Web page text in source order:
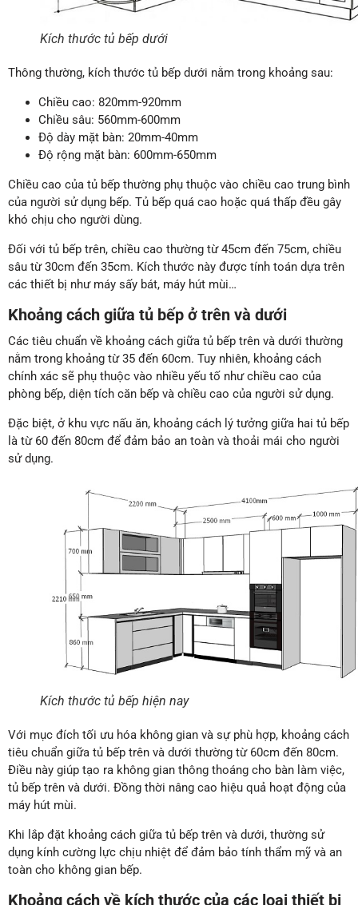
Kích thước tủ bếp dưới
Thông thường, kích thước tủ bếp dưới nằm trong khoảng sau:
Chiều cao: 820mm-920mm
Chiều sâu: 560mm-600mm
Độ dày mặt bàn: 20mm-40mm
Độ rộng mặt bàn: 600mm-650mm
Chiều cao của tủ bếp thường phụ thuộc vào chiều cao trung bình
của người sử dụng bếp. Tủ bếp quá cao hoặc quá thấp đều gây
khó chịu cho người dùng.
Đối với tủ bếp trên, chiều cao thường từ 45cm đến 75cm, chiều
sâu từ 30cm đến 35cm. Kích thước này được tính toán dựa trên
các thiết bị như máy sấy bát, máy hút mùi…
Khoảng cách giữa tủ bếp ở trên và dưới
Các tiêu chuẩn về khoảng cách giữa tủ bếp trên và dưới thường
nằm trong khoảng từ 35 đến 60cm. Tuy nhiên, khoảng cách
chính xác sẽ phụ thuộc vào nhiều yếu tố như chiều cao của
phòng bếp, diện tích căn bếp và chiều cao của người sử dụng.
Đặc biệt, ở khu vực nấu ăn, khoảng cách lý tưởng giữa hai tủ bếp
là từ 60 đến 80cm để đảm bảo an toàn và thoải mái cho người
sử dụng.
Kích thước tủ bếp hiện nay
Với mục đích tối ưu hóa không gian và sự phù hợp, khoảng cách
tiêu chuẩn giữa tủ bếp trên và dưới thường từ 60cm đến 80cm.
Điều này giúp tạo ra không gian thông thoáng cho bàn làm việc,
tủ bếp trên và dưới. Đồng thời nâng cao hiệu quả hoạt động của
máy hút mùi.
Khi lắp đặt khoảng cách giữa tủ bếp trên và dưới, thường sử
dụng kính cường lực chịu nhiệt để đảm bảo tính thẩm mỹ và an
toàn cho không gian bếp.
Khoảng cách về kích thước của các loại thiết bị